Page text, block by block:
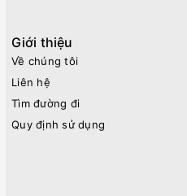
Giới thiệu
Về chúng tôi
Liên hệ
Tìm đường đi
Quy định sử dụng